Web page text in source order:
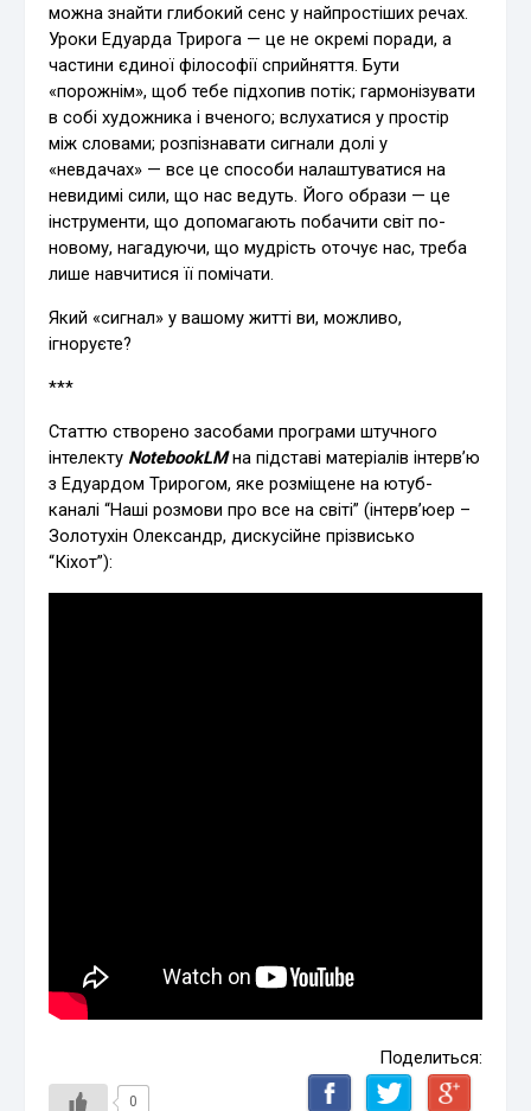
можна знайти глибокий сенс у найпростіших речах.
Уроки Едуарда Трирога — це не окремі поради, а
частини єдиної філософії сприйняття. Бути
«порожнім», щоб тебе підхопив потік; гармонізувати
в собі художника і вченого; вслухатися у простір
між словами; розпізнавати сигнали долі у
«невдачах» — все це способи налаштуватися на
невидимі сили, що нас ведуть. Його образи — це
інструменти, що допомагають побачити світ по-
новому, нагадуючи, що мудрість оточує нас, треба
лише навчитися її помічати.
Який «сигнал» у вашому житті ви, можливо,
ігноруєте?
***
Статтю створено засобами програми штучного
інтелекту NotebookLMна підставі матеріалів інтерв’ю
з Едуардом Трирогом, яке розміщене на ютуб-
каналі “Наші розмови про все на світі” (інтерв’юер –
Золотухін Олександр, дискусійне прізвисько
“Кіхот”):
Поделиться:
0